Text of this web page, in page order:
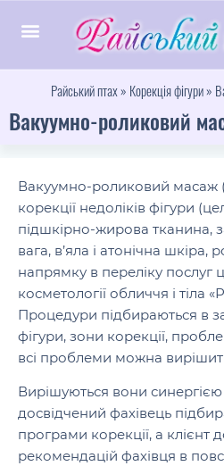
Вакуумно-роликовий
Райський птах» Корекція фігури»
Вакуумно-роликовий масаж
корекції недоліків фігури
підшкірно-жирова тканина,
вага, в’яла і атонічна
напрямку в переліку послуг
косметології обличчя і тіла
Процедури підбираються в
фігури, зони корекції,
всі проблеми можна
Вирішуються вони синергією
досвідчений фахівець
програми корекції, а клієнт
рекомендацій фахівця в